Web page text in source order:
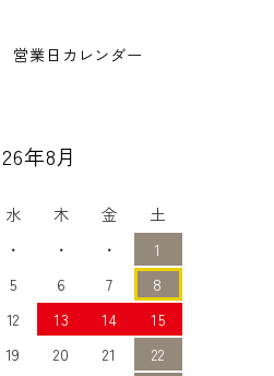
営業日カレンダー
年8月
水 木 金
土
・ ・ ・
1
5 6 7
8
12 13 14
15
19 20 21
22